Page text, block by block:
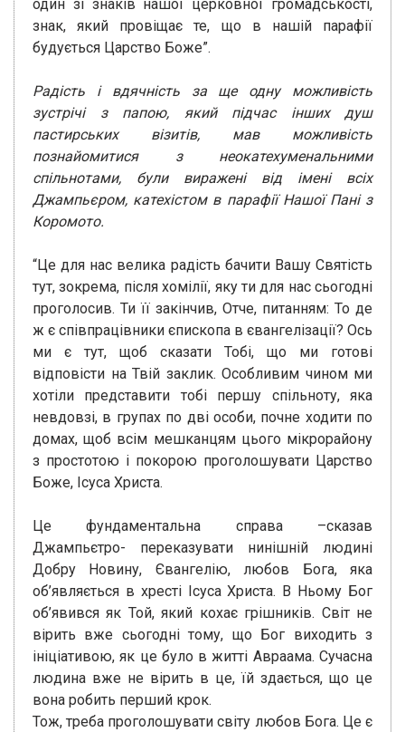
один зі знаків нашої церковної громадськості,
знак, який провіщає те, що в нашій парафії
будується Царство Боже”.
Радість і вдячність за ще одну можливість
зустрічі з папою, який підчас інших душ
пастирських візитів, мав можливість
познайомитися з неокатехуменальними
спільнотами, були виражені від імені всіх
Джампьєром, катехістом в парафії Нашої Пані з
Коромото.
“Це для нас велика радість бачити Вашу Святість
тут, зокрема, після хомілії, яку ти для нас сьогодні
проголосив. Ти її закінчив, Отче, питанням: То де
ж є співпрацівники єпископа в євангелізації? Ось
ми є тут, щоб сказати Тобі, що ми готові
відповісти на Твій заклик. Особливим чином ми
хотіли представити тобі першу спільноту, яка
невдовзі, в групах по дві особи, почне ходити по
домах, щоб всім мешканцям цього мікрорайону
з простотою і покорою проголошувати Царство
Боже, Ісуса Христа.
Це фундаментальна справа –сказав
Джампьєтро- переказувати нинішній людині
Добру Новину, Євангелію, любов Бога, яка
об’являється в хресті Ісуса Христа. В Ньому Бог
об’явився як Той, який кохає грішників. Світ не
вірить вже сьогодні тому, що Бог виходить з
ініціативою, як це було в житті Авраама. Сучасна
людина вже не вірить в це, їй здається, що це
вона робить перший крок.
Тож, треба проголошувати світу любов Бога. Це є